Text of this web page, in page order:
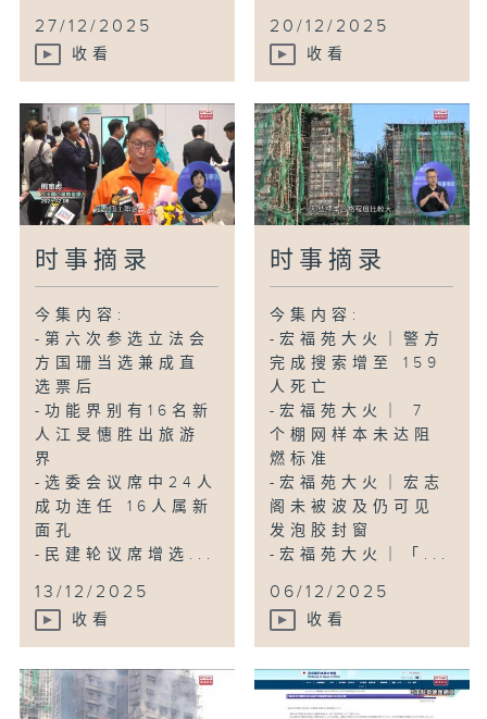
27/12/2025
收看
20/12/2025
收看
时事摘录
今集内容:
-第六次参选立法会
方国珊当选兼成直
选票后
-功能界别有16名新
人江旻憓胜出旅游
界
-选委会议席中24人
成功连任 16人属新
面孔
-民建轮议席增选...
13/12/2025
收看
时事摘录
今集内容:
-宏福苑大火｜警方
完成搜索增至 159
人死亡
-宏福苑大火｜ 7
个棚网样本未达阻
燃标准
-宏福苑大火｜宏志
阁未被波及仍可见
发泡胶封窗
-宏福苑大火｜「...
06/12/2025
收看